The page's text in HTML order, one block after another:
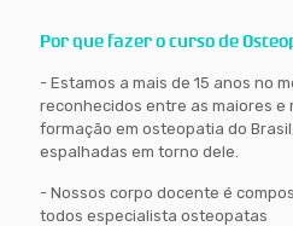
Por que fazer o curso de
- Estamos a mais de 15 anos no
reconhecidos entre as maiores e
formação em osteopatia do
espalhadas em torno dele.
- Nossos corpo docente é
todos especialista osteopatas